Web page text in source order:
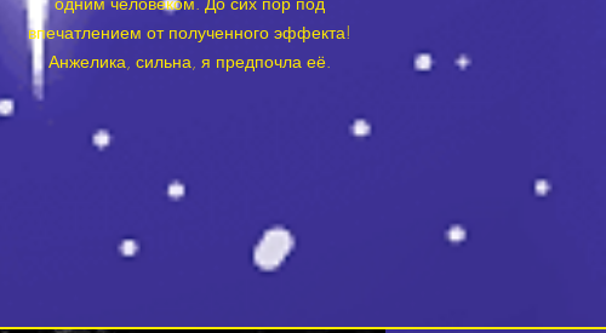
впечатлением от полученного эффекта!
Анжелика, сильна, я предпочла её.